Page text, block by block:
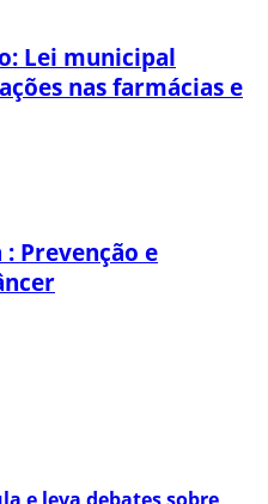
Lei municipal
nas farmácias e
: Prevenção e
e leva debates sobre